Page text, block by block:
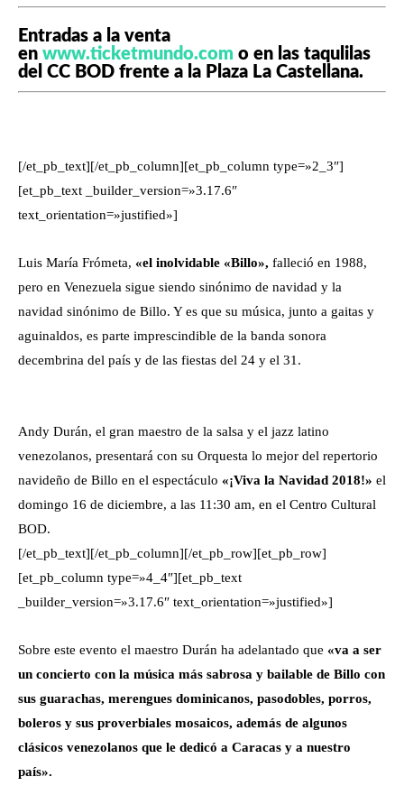
Entradas a la venta
en www.ticketmundo.com o en las taqulilas
del CC BOD frente a la Plaza La Castellana.
[/et_pb_text][/et_pb_column][et_pb_column type=»2_3″]
[et_pb_text _builder_version=»3.17.6″
text_orientation=»justified»]
Luis María Frómeta, «el inolvidable «Billo», falleció en 1988,
pero en Venezuela sigue siendo sinónimo de navidad y la
navidad sinónimo de Billo. Y es que su música, junto a gaitas y
aguinaldos, es parte imprescindible de la banda sonora
decembrina del país y de las fiestas del 24 y el 31.
Andy Durán, el gran maestro de la salsa y el jazz latino
venezolanos, presentará con su Orquesta lo mejor del repertorio
navideño de Billo en el espectáculo «¡Viva la Navidad 2018!» el
domingo 16 de diciembre, a las 11:30 am, en el Centro Cultural
BOD.
[/et_pb_text][/et_pb_column][/et_pb_row][et_pb_row]
[et_pb_column type=»4_4″][et_pb_text
_builder_version=»3.17.6″ text_orientation=»justified»]
Sobre este evento el maestro Durán ha adelantado que «va a ser
un concierto con la música más sabrosa y bailable de Billo con
sus guarachas, merengues dominicanos, pasodobles, porros,
boleros y sus proverbiales mosaicos, además de algunos
clásicos venezolanos que le dedicó a Caracas y a nuestro
país».